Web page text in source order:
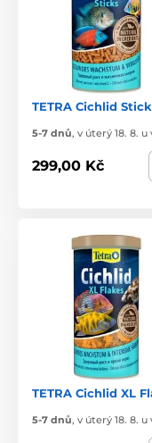
TETRA Cichlid
5-7 dnů, v úterý 18. 8. u
299,00 Kč
TETRA Cichlid XL
5-7 dnů, v úterý 18. 8. u